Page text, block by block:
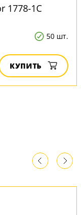
1778-1C
50 шт.
КУПИТЬ